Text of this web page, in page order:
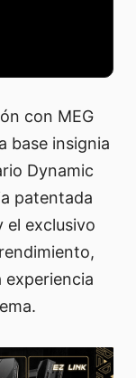
con MEG
base insignia
Dynamic
patentada
el exclusivo